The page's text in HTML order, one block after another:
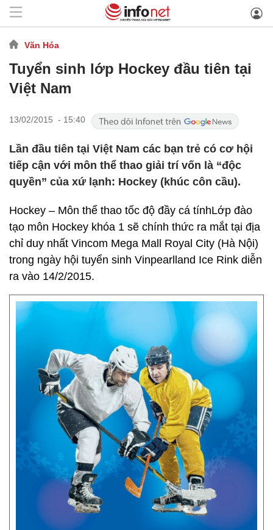
Văn Hóa
Tuyển sinh lớp Hockey đầu tiên tại
Việt Nam
13/02/2015 - 15:40
Lần đầu tiên tại Việt Nam các bạn trẻ có cơ hội
tiếp cận với môn thể thao giải trí vốn là “độc
quyền” của xứ lạnh: Hockey (khúc côn cầu).
Hockey – Môn thể thao tốc độ đầy cá tínhLớp đào
tạo môn Hockey khóa 1 sẽ chính thức ra mắt tại địa
chỉ duy nhất Vincom Mega Mall Royal City (Hà Nội)
trong ngày hội tuyển sinh Vinpearlland Ice Rink diễn
ra vào 14/2/2015.